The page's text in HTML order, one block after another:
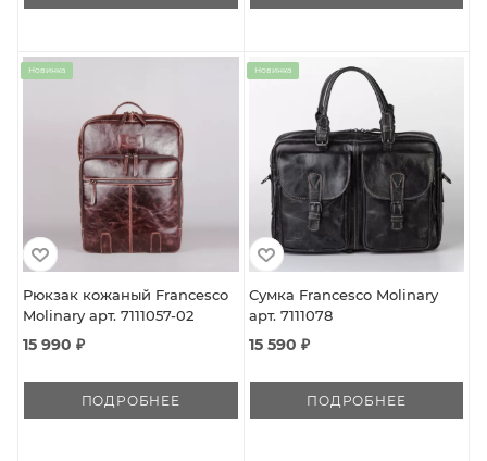
Новинка
Рюкзак кожаный Francesco
Molinary арт. 7111057-02
15 990 ₽
ПОДРОБНЕЕ
Новинка
Сумка Francesco Molinary
арт. 7111078
15 590 ₽
ПОДРОБНЕЕ